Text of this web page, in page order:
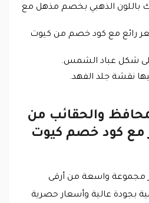
باللون الذهبي بخصم مذهل مع
رائع مع كود خصم من كيوت
على شكل عباد الشمس.
نقشة جلد الفهد.
والحقائب من
مع كود خصم كيوت
مجموعة واسعة من أرقى
بجودة عالية وأسعار حصرية